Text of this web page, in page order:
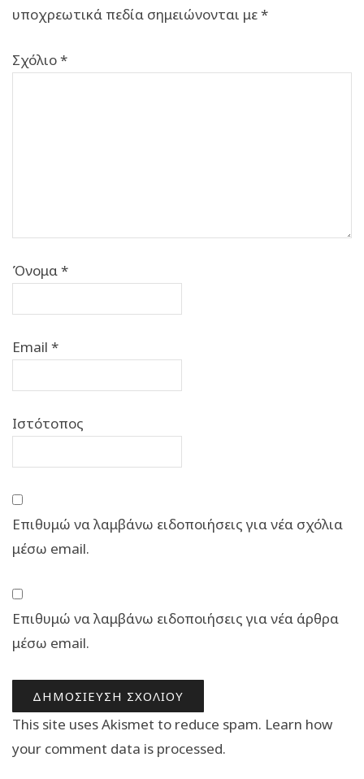
υποχρεωτικά πεδία σημειώνονται με*
Σχόλιο*
Όνομα*
Email *
Ιστότοπος
Επιθυμώ να λαμβάνω ειδοποιήσεις για νέα σχόλια
μέσω email.
Επιθυμώ να λαμβάνω ειδοποιήσεις για νέα άρθρα
μέσω email.
This site uses Akismet to reduce spam. Learn how
your comment data is processed.